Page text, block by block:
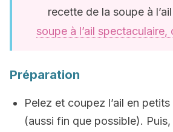
recette de la soupe à l’ail
soupe à l’ail spectaculaire,
Préparation
Pelez et coupez l’ail en
(aussi fin que possible).